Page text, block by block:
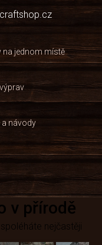
k
y
ý
p
s
u
na jednom místě
a návody
v přírodě
nejčastěji